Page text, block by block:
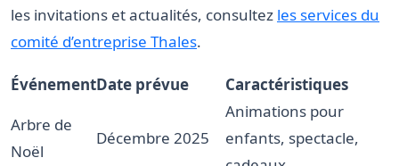
les invitations et actualités, consultez les services du
comité d’entreprise Thales.
ÉvénementDate prévue
Caractéristiques
Arbre de
Noël
Décembre 2025
Animations pour
enfants, spectacle,